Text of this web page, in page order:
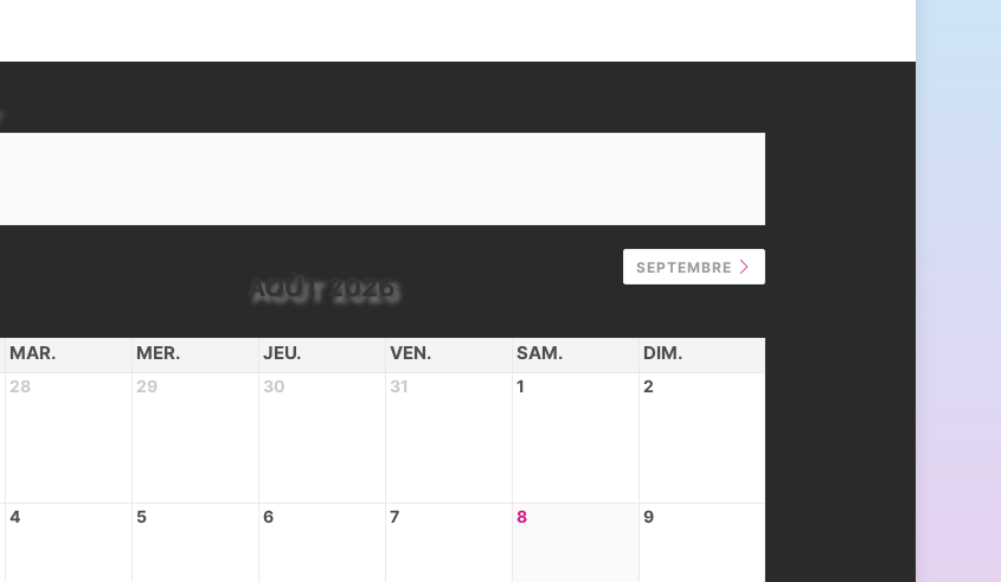
AOÛT 2026
SEPTEMBRE
MAR. MER. JEU. VEN. SAM. DIM.
28 29 30 31 1 2
4 5 6 7 8 9